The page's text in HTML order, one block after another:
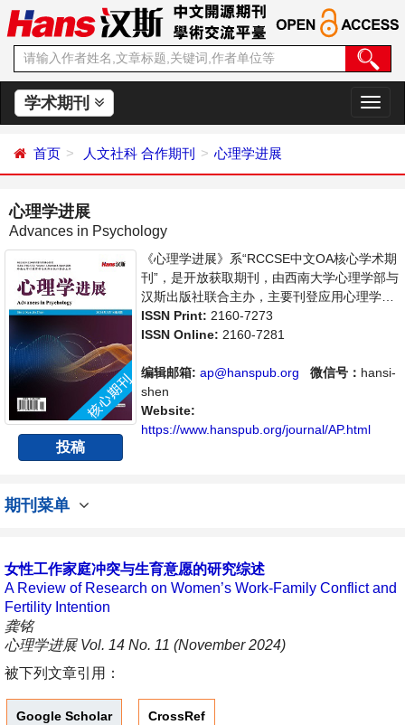
学术期刊
切
换
首页 人文社科 合作期刊 心理学进展
心理学进展
Advances in Psychology
投稿
《心理学进展》系“RCCSE中文OA核心学术期
刊”，是开放获取期刊，由西南大学心理学部与
汉斯出版社联合主办，主要刊登应用心理学、
社会心理学等领域的学术论文和成果报道及评
述。支持思想创新、学术创新，倡导科学，繁
界范围内的科学家、学者、科研人员提供一个
传播、分享和讨论心理学领域内不同方向问题
与发展的交流平台。
ISSN Print: 2160-7273
ISSN Online: 2160-7281
编辑邮箱: ap@hanspub.org 微信号： hansi-
shen
Website:
https://www.hanspub.org/journal/AP.html
期刊菜单
女性工作家庭冲突与生育意愿的研究综述
A Review of Research on Women’s Work-Family Conflict and
Fertility Intention
龚铭
心理学进展 Vol. 14 No. 11 (November 2024)
被下列文章引用：
Google Scholar CrossRef